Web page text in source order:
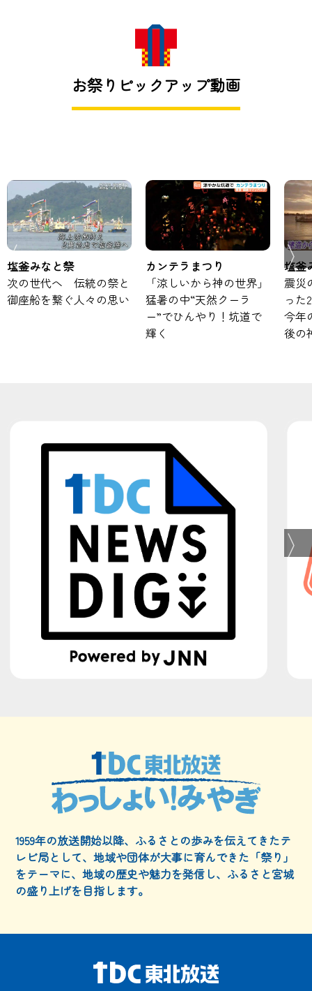
わっしょい！みやぎテーマソング
お祭りピックアップ動画
塩釜みなと祭
次の世代へ 伝統の祭と
御座船を繋ぐ人々の思い
カンテラまつり
「涼しいから神の世界」
猛暑の中“天然クーラ
ー”でひんやり！坑道で
輝く
塩釜
震災
った
今年
後の
1959年の放送開始以降、ふるさとの歩みを伝えてきたテ
レビ局として、地域や団体が大事に育んできた「祭り」
をテーマに、地域の歴史や魅力を発信し、ふるさと宮城
の盛り上げを目指します。